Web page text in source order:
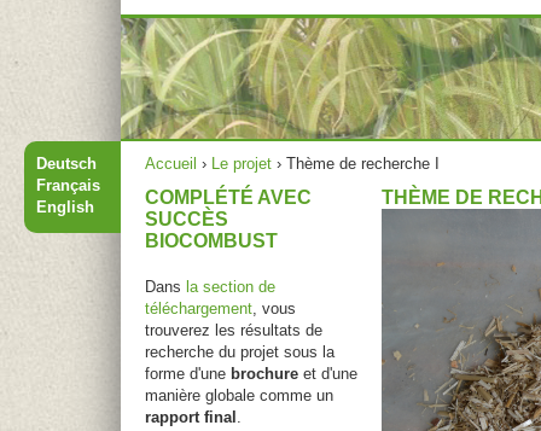
Vous êtes ici
Accueil › Le projet › Thème de recherche I
THÈME DE
COMPLÉTÉ AVEC
SUCCÈS
BIOCOMBUST
Dans la section de
téléchargement , vous
trouverez les résultats de
recherche du projet sous la
forme d'une brochure et d'une
manière globale comme un
rapport final
Deutsch
Français
English